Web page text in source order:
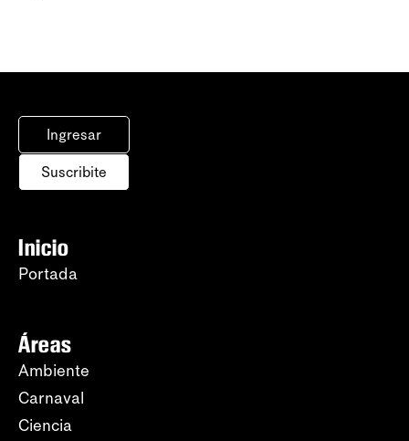
Ingresar
Suscribite
Inicio
Portada
Áreas
Ambiente
Carnaval
Ciencia